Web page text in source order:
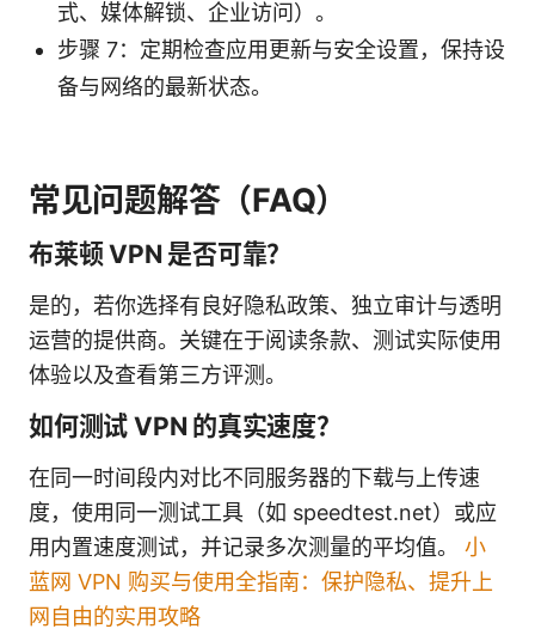
式、媒体解锁、企业访问）。
步骤 7：定期检查应用更新与安全设置，保持设
备与网络的最新状态。
常见问题解答（FAQ）
布莱顿 VPN 是否可靠？
是的，若你选择有良好隐私政策、独立审计与透明
运营的提供商。关键在于阅读条款、测试实际使用
体验以及查看第三方评测。
如何测试 VPN 的真实速度？
在同一时间段内对比不同服务器的下载与上传速
度，使用同一测试工具（如 speedtest.net）或应
用内置速度测试，并记录多次测量的平均值。 小
蓝网 VPN 购买与使用全指南：保护隐私、提升上
网自由的实用攻略